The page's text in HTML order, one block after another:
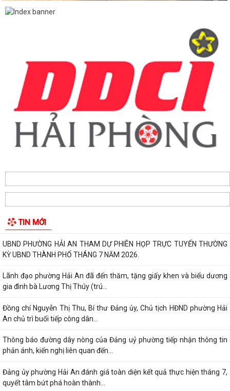
TIN MỚI
Hộ dân phường Hải An tự nguyện hiến 131,2 m² đất phục vụ mở rộng
tuyến đường trước cửa trường THPT...
Các ngày lễ, ngày kỷ niệm nổi bật trong tháng 8
MA TÚY – HIỂM HỌA ĐE DỌA TƯƠNG LAI THẾ HỆ TRẺ
CÀI ĐẶT ỨNG DỤNG ETAX MOBILE – THỰC HIỆN NGHĨA VỤ THUẾ
NHANH CHÓNG, TIỆN LỢI
Phường Hải An công khai đường dây nóng tiếp nhận ý kiến phản ánh,
THÔNG BÁO KẾT QUẢ LỰA CHỌN TỔ CHỨC ĐẤU GIÁ TÀI SẢN
UBND PHƯỜNG HẢI AN THAM DỰ PHIÊN HỌP TRỰC TUYẾN THƯỜNG
KỲ UBND THÀNH PHỐ THÁNG 7 NĂM 2026.
Lãnh đạo phường Hải An đã đến thăm, tặng giấy khen và biểu dương
gia đình bà Lương Thị Thúy (trú...
Đồng chí Nguyễn Thị Thu, Bí thư Đảng ủy, Chủ tịch HĐND phường Hải
An chủ trì buổi tiếp công dân...
Thông báo đường dây nòng của Đảng uỷ phường tiếp nhận thông tin
phản ánh, kiến nghị liên quan đến...
Đảng ủy phường Hải An đánh giá toàn diện kết quả thực hiện tháng 7,
quyết tâm bứt phá hoàn thành...